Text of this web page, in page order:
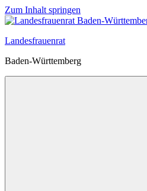
Zum Inhalt springen
Landesfrauenrat
Baden-Württemberg